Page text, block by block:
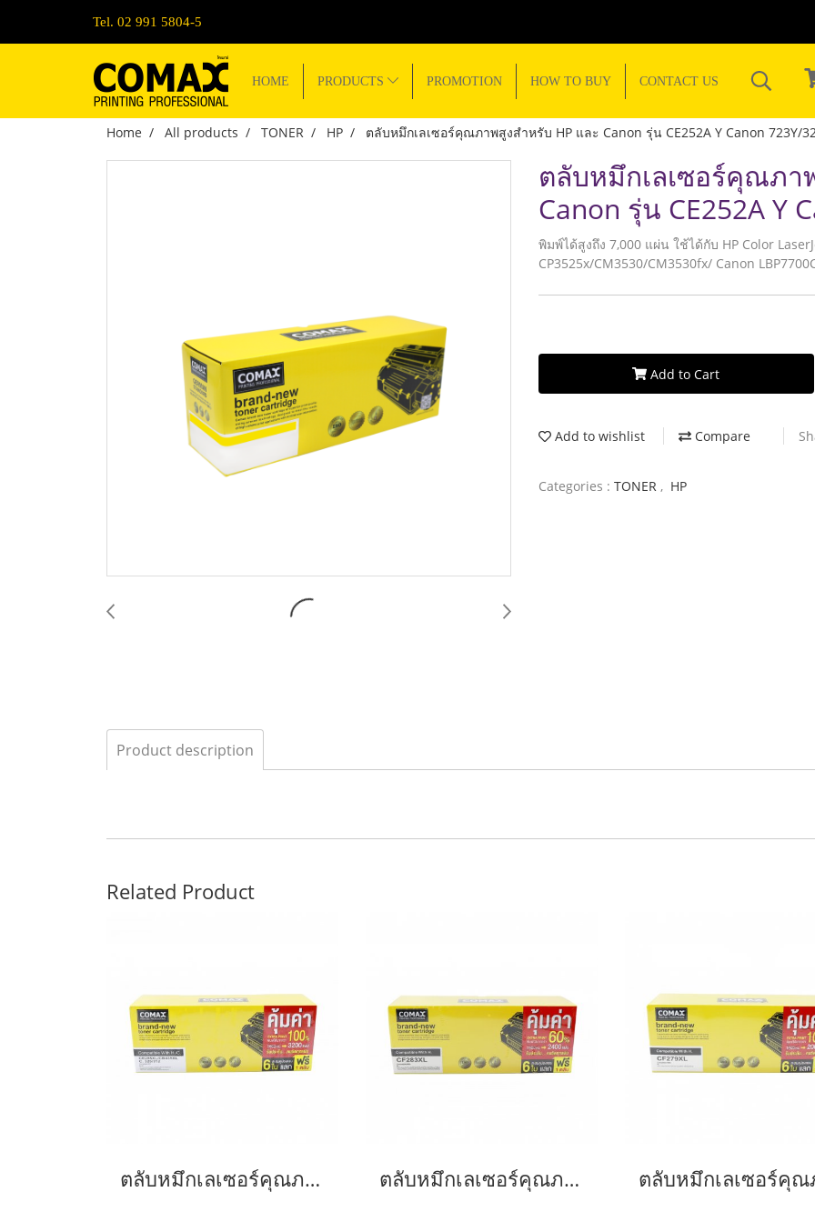
Tel. 02 991 5804-5
HOME PRODUCTS PROMOTION HOW TO BUY CONTACT US
Home All products TONER HP ตลับหมึกเลเซอร์คุณภาพสูงสำหรับ HP และ Canon รุ่น CE252A Y Canon 723Y/
ตลับหมึกเลเซอร์คุณภา
Canon รุ่น CE252A Y
พิมพ์ได้สูงถึง 7,000 แผ่น ใช้ได้กับ HP Color
CP3525x/CM3530/CM3530fx/ Canon
Add to Cart
Add to wishlist Compare
Categories : TONER , HP
Product description
Related Product
ตลับหมึกเลเซอร์คุณภาพสูงสำหรับ HP และ Canon รุ่น CE285A/CB435ACanon 325/312/313/125/712/713/725-JUMBO ตลับหมึกเลเซอร์คุณภาพสูงสำหรับ HP และ Canon รุ่น CF283A JUMBO